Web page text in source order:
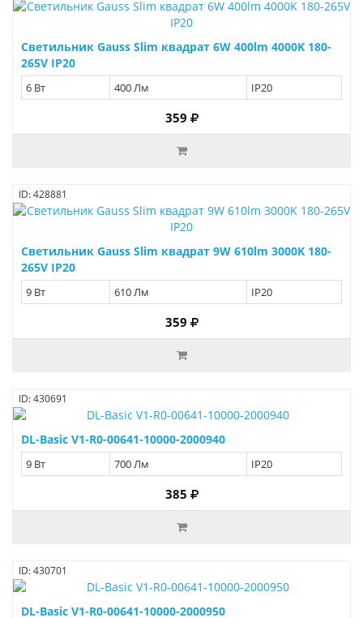
Светильник Gauss Slim квадрат 6W 400lm 4000K 180-
265V IP20
6 Вт 400 Лм IP20
359
ID: 428881
Светильник Gauss Slim квадрат 9W 610lm 3000K 180-
265V IP20
9 Вт 610 Лм IP20
359
ID: 430691
DL-Basic V1-R0-00641-10000-2000940
9 Вт 700 Лм IP20
385
ID: 430701
DL-Basic V1-R0-00641-10000-2000950